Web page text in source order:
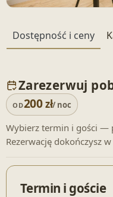
Dostępność i ceny
Zarezerwuj
OD200zł/ noc
Wybierz termin i gości —
Rezerwację dokończysz
Termin i goście